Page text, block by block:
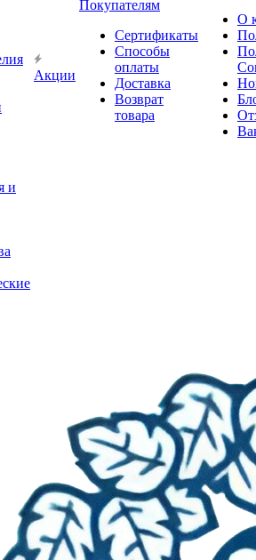
и
Акции
Покупателям
Сертификаты
Способы
оплаты
Доставка
Возврат
товара
О